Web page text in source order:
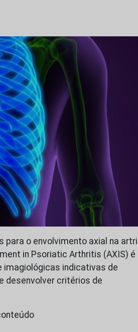
o envolvimento axial na
in Psoriatic Arthritis (AXIS) é
indicativas de
desenvolver critérios de